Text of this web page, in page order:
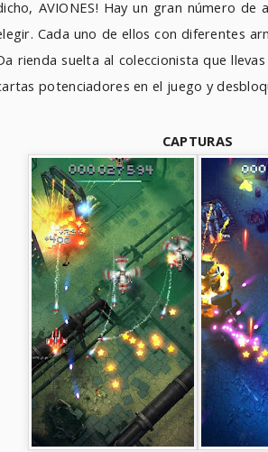
AVIONES! Hay un gran número de
Cada uno de ellos con diferentes
rienda suelta al coleccionista que llevas
potenciadores en el juego y
CAPTURAS